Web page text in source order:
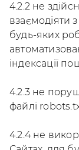
4.2.2 не
взаємодіяти
будь-яких
індексації
4.2.3 не
файлі
4.2.4 не